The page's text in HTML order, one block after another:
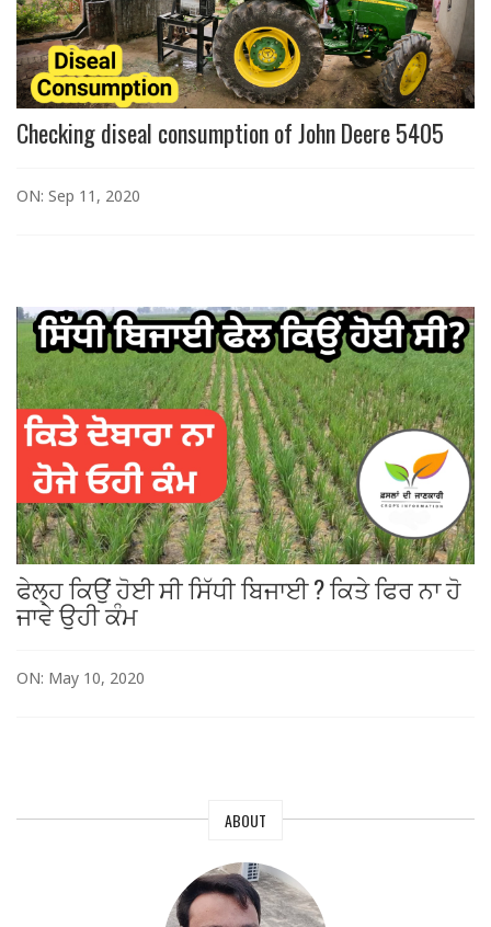
Checking diseal consumption of John Deere 5405
ON: Sep 11, 2020
ਫੇਲ੍ਹ ਕਿਉਂ ਹੋਈ ਸੀ ਸਿੱਧੀ ਬਿਜਾਈ ? ਕਿਤੇ ਫਿਰ ਨਾ ਹੋ
ਜਾਵੇ ਉਹੀ ਕੰਮ
ON: May 10, 2020
ABOUT